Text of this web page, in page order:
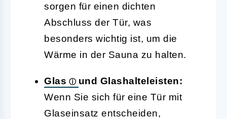
sorgen für einen dichten
Abschluss der Tür, was
besonders wichtig ist, um die
Wärme in der Sauna zu halten.
Glas
und Glashalteleisten:
Wenn Sie sich für eine Tür mit
Glaseinsatz entscheiden,